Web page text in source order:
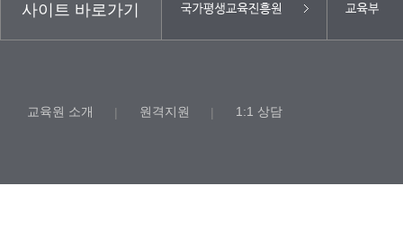
사이트 바로가기
교육원 소개 | 원격지원 | 1:1 상담